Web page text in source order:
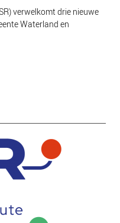
verwelkomt drie nieuwe
Waterland en